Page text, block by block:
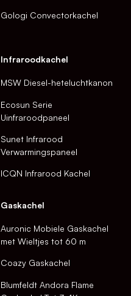
Gologi Convectorkachel
Infraroodkachel
MSW Diesel-heteluchtkanon
Ecosun Serie
Uinfraroodpaneel
Sunet Infrarood
Verwarmingspaneel
ICQN Infrarood Kachel
Gaskachel
Auronic Mobiele Gaskachel
met Wieltjes tot 60 m
Coazy Gaskachel
Blumfeldt Andora Flame